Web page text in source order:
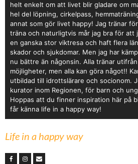
helt enkelt om att livet blir gladare om
hel del löpning, cirkelpass,
annat som gör livet happy! Jag tränar
träna och naturligtvis mår jag bra för att
en ganska stor viktresa och haft flera
skador och sjukdomar. Men jag har
nu bättre än någonsin. Alla tränar
möjligheter, men alla kan göra något!!
utbildad till idrottslärare och socionom.
kurator inom Regionen, för barn och
Hoppas att du finner inspiration här på
får känna life in a happy way!
Life in a happy way